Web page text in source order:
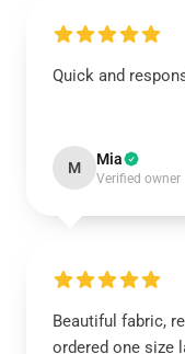
Quick and
M Mia
Verified owner
Beautiful fabric,
ordered one size